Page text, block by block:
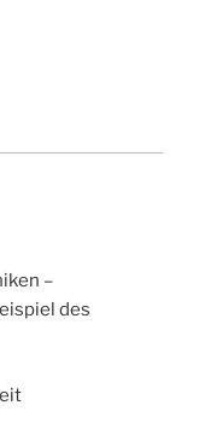
–
des